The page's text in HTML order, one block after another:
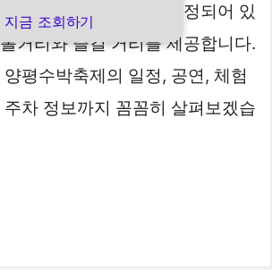
지금 조회하기
과 봄의 축하 공연이 예정되어 있
거리와 즐길 거리를 제공합니다.
평수박축제의 일정, 공연, 체험
차 정보까지 꼼꼼히 살펴보겠습